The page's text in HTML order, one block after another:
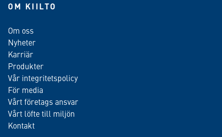
OM KIILTO
Om oss
Nyheter
Karriär
Produkter
Vår integritetspolicy
För media
Vårt företags ansvar
Vårt löfte till miljön
Kontakt